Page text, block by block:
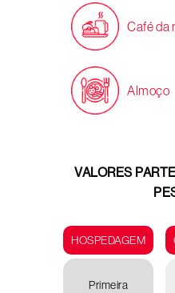
Café da
Almoço
VALORES
HOSPEDAGEM
Primeira